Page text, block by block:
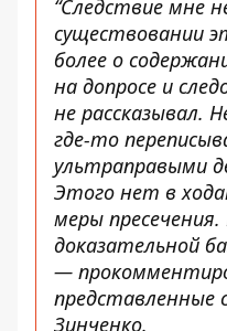
“Следствие мне
существовании
более о
на допросе и
не рассказывал.
где-то
ультраправыми
Этого нет в
меры
доказательной
—
представленные
Зинченко.